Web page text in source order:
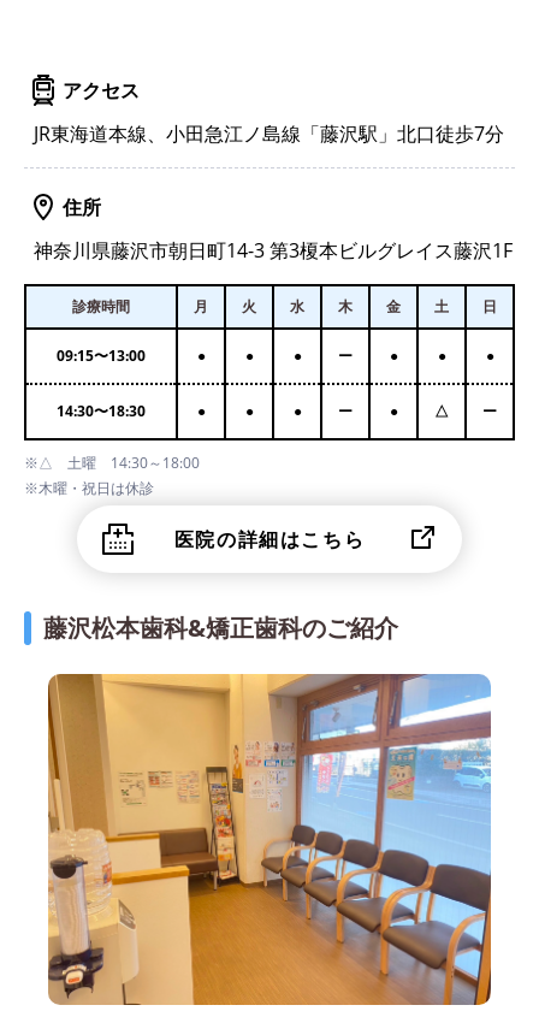
アクセス
JR東海道本線、小田急江ノ島線「藤沢駅」北口徒歩7分
住所
神奈川県藤沢市朝日町14-3 第3榎本ビルグレイス藤沢1F
診療時間 月 火 水 木 金 土 日
09:15〜13:00 ● ● ● ー ● ● ●
14:30〜18:30 ● ● ● ー ● △ ー
※△ 土曜 14:30～18:00
※木曜・祝日は休診
医院の詳細はこちら
藤沢松本歯科&矯正歯科のご紹介